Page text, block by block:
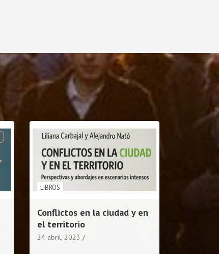
LIBROS
Conflictos en la ciudad y en
el territorio
24 abril, 2023